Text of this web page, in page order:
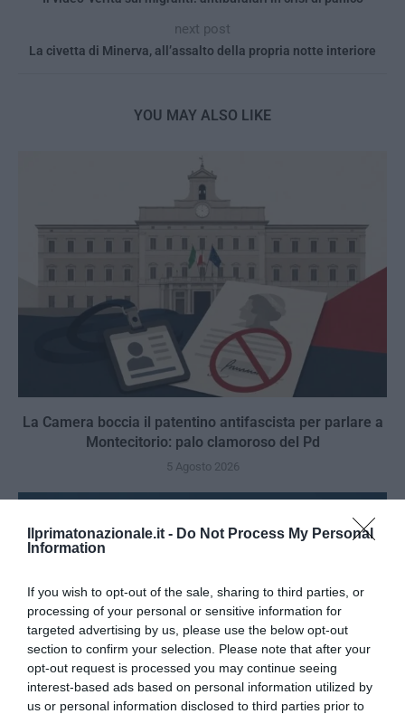
Ilprimatonazionale.it - Do Not Process My Personal
Information
If you wish to opt-out of the sale, sharing to third parties, or
processing of your personal or sensitive information for
targeted advertising by us, please use the below opt-out
section to confirm your selection. Please note that after your
opt-out request is processed you may continue seeing
interest-based ads based on personal information utilized by
us or personal information disclosed to third parties prior to
next post
La civetta di Minerva, all’assalto della propria notte interiore
YOU MAY ALSO LIKE
La Camera boccia il patentino antifascista per parlare a
Montecitorio: palo clamoroso del Pd
5 Agosto 2026